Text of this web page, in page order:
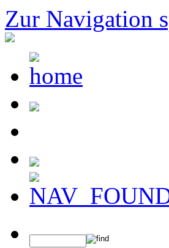
Zur Navigation